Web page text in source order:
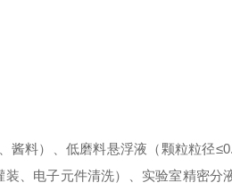
酱料）、低磨料悬浮液（颗粒粒径
、电子元件清洗）、实验室精密分